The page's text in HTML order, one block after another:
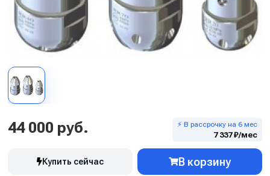
44 000 руб. ⚡ В рассрочку на 6 мес
7 337 ₽/мес
Купить сейчас В корзину